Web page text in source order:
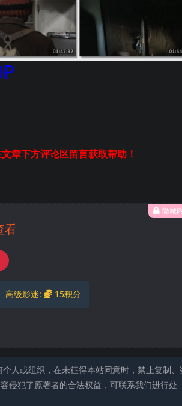
章下方评论区留言获取帮助！
隐藏
看
高级影迷: 15积分
人或组织，在未征得本站同意时，禁止复制、
侵犯了原著者的合法权益，可联系我们进行处